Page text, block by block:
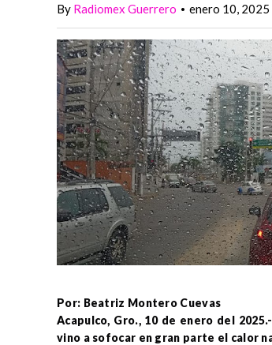
By Radiomex Guerrero • enero 10, 2025
Por: Beatriz Montero Cuevas
Acapulco, Gro., 10 de enero del
vino a sofocar en gran parte el calor